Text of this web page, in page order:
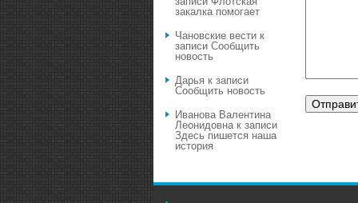
закалка помогает
Чановские вести к
записи Сообщить
новость
Дарья к записи
Сообщить новость
Иванова Валентина
Леонидовнак записи
Здесь пишется наша
история